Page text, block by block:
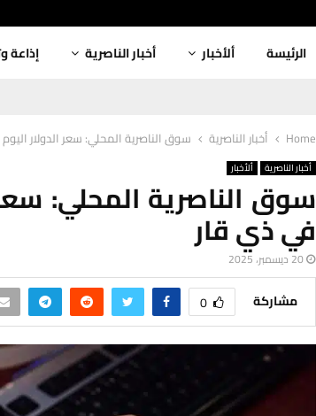
الرئيسة ألأخبار أخبار الناصرية إذاعة
Home أخبار الناصرية سوق الناصرية المحلي: سعر الدولار
أخبار الناصرية ألأخبار
سوق الناصرية المحلي:
في ذي قار
20 ديسمبر، 2025
مشاركة 0